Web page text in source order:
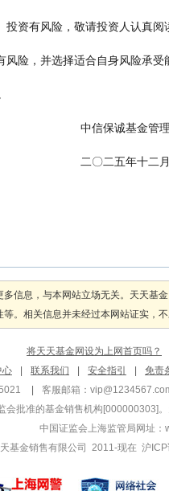
其将来表现。投资有风险，敬请投
关注基金特有风险，并选择适合自身
信息，与本网站立场无关。天天
。相关信息并未经过本网站证实，
将天天基金网设为上网首页吗？
心 联系我们 安全指引 免责
客服邮箱：
会批准的基金销售机构[000000303]
中国证监会上海监管局网址：
基金销售有限公司 2011-现在 沪